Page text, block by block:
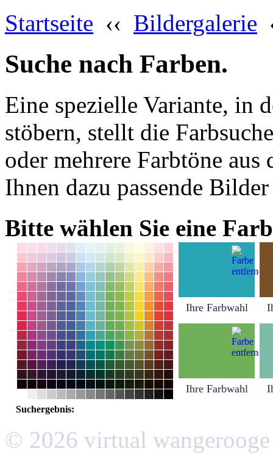
Startseite ‹‹ Bildergalerie
Suche nach Farben.
Eine spezielle Variante, in
stöbern, stellt die
oder mehrere Farbtöne
Ihnen dazu passende
Bitte wählen Sie eine
Ihre Farbwahl
Ihre Farbwahl
Suchergebnis:
© 2026 virtual wangerooge